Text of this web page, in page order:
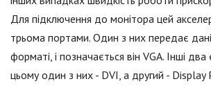
Для підключення до монітора цей
трьома портами. Один з них передає
форматі, і позначається він VGA. Інші
цьому один з них - DVI, а другий - Display